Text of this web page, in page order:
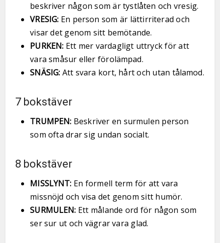
beskriver någon som är tystlåten och vresig.
VRESIG: En person som är lättirriterad och
visar det genom sitt bemötande.
PURKEN: Ett mer vardagligt uttryck för att
vara småsur eller förolämpad.
SNÄSIG: Att svara kort, hårt och utan tålamod.
7 bokstäver
TRUMPEN: Beskriver en surmulen person
som ofta drar sig undan socialt.
8 bokstäver
MISSLYNT: En formell term för att vara
missnöjd och visa det genom sitt humör.
SURMULEN: Ett målande ord för någon som
ser sur ut och vägrar vara glad.